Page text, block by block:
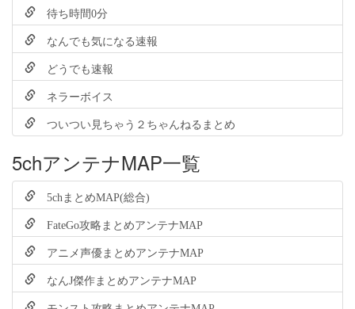
待ち時間0分
なんでも気になる速報
どうでも速報
ネラーボイス
ついつい見ちゃう２ちゃんねるまとめ
5chアンテナMAP一覧
5chまとめMAP(総合)
FateGo攻略まとめアンテナMAP
アニメ声優まとめアンテナMAP
なんJ傑作まとめアンテナMAP